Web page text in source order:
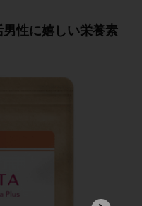
性に嬉しい栄養素